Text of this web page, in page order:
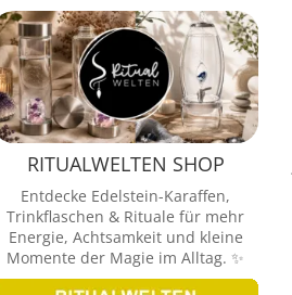
RITUALWELTEN SHOP
Entdecke Edelstein-Karaffen,
Trinkflaschen & Rituale für mehr
Energie, Achtsamkeit und kleine
Momente der Magie im Alltag. ✨